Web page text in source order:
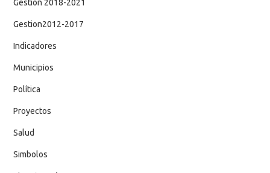
Gestion 2018-2021
Gestion2012-2017
Indicadores
Municipios
Política
Proyectos
Salud
Simbolos